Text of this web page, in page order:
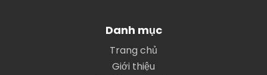
Danh mục
Trang chủ
Giới thiệu